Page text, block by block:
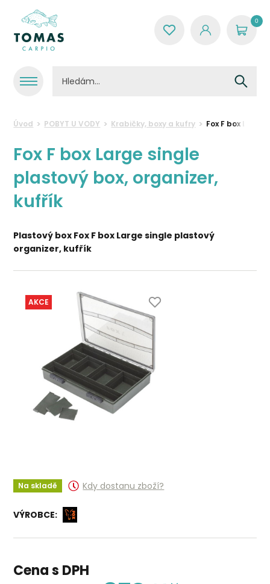
0
Úvod POBYT U VODY Krabičky, boxy a kufry Fox F box
Fox F box Large single
plastový box, organizer,
kufřík
Plastový box Fox F box Large single plastový
organizer, kufřík
AKCE
Na skladě Kdy dostanu zboží?
VÝROBCE:
Cena s DPH